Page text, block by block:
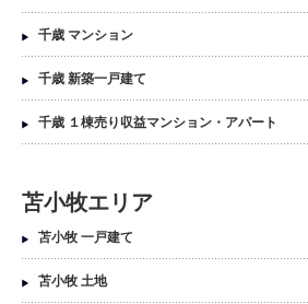
千歳 マンション
千歳 新築一戸建て
千歳 １棟売り収益マンション・アパート
苫小牧エリア
苫小牧 一戸建て
苫小牧 土地